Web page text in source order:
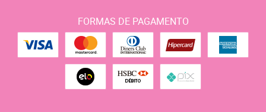
FORMAS DE PAGAMENTO